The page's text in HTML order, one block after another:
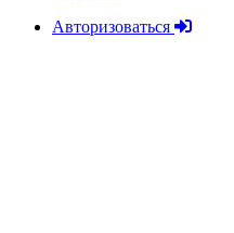
Авторизоваться